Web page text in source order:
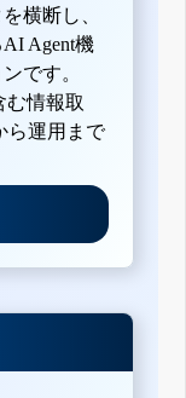
横断し、
Agent機
です。
む情報取
ら運用まで